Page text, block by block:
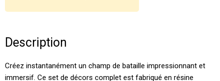
Description
Créez instantanément un champ de bataille impressionnant et
immersif. Ce set de décors complet est fabriqué en résine